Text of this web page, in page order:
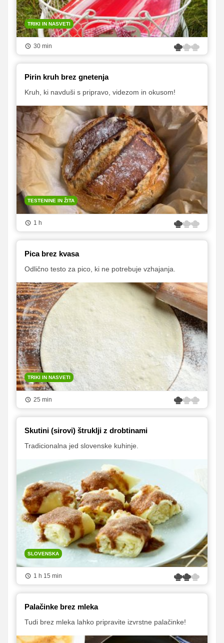
TRIKI IN NASVETI
30 min
Pirin kruh brez gnetenja
Kruh, ki navduši s pripravo, videzom in okusom!
TESTENINE IN ŽITA
1 h
Pica brez kvasa
Odlično testo za pico, ki ne potrebuje vzhajanja.
TRIKI IN NASVETI
25 min
Skutini (sirovi) štruklji z drobtinami
Tradicionalna jed slovenske kuhinje.
SLOVENSKA
1 h 15 min
Palačinke brez mleka
Tudi brez mleka lahko pripravite izvrstne palačinke!